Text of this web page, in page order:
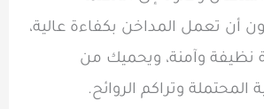
أن تعمل المداخن بكفاءة عالية،
نظيفة وآمنة، ويحميك من
وتراكم الروائح.